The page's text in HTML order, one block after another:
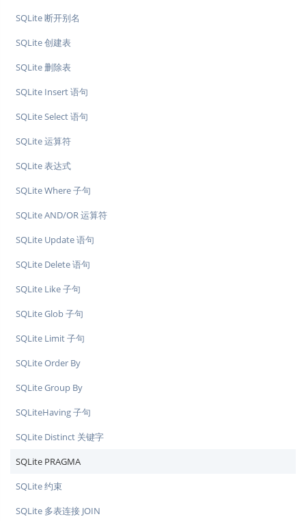
SQLite 断开别名
SQLite 创建表
SQLite 删除表
SQLite Insert 语句
SQLite Select 语句
SQLite 运算符
SQLite 表达式
SQLite Where 子句
SQLite AND/OR 运算符
SQLite Update 语句
SQLite Delete 语句
SQLite Like 子句
SQLite Glob 子句
SQLite Limit 子句
SQLite Order By
SQLite Group By
SQLiteHaving 子句
SQLite Distinct 关键字
SQLite PRAGMA
SQLite 约束
SQLite 多表连接 JOIN